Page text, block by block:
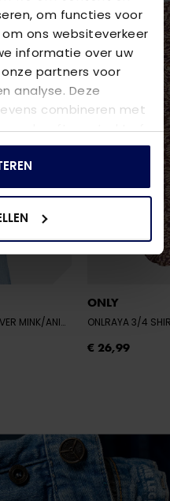
om functies voor
ons websiteverkeer
informatie over uw
partners voor
analyse. Deze
combineren met
ze heeft verstrekt of
basis van uw gebruik
MINK/ANIMAL
ONLY
ONLRAYA 3/4
€ 26,99